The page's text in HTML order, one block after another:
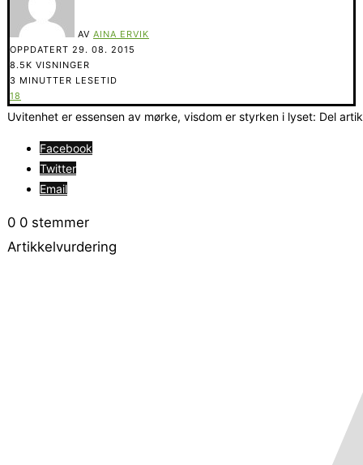
AV AINA ERVIK
OPPDATERT 29. 08. 2015
8.5K VISNINGER
3 MINUTTER LESETID
18
Uvitenhet er essensen av mørke, visdom er styrken i lyset: Del
Facebook
Twitter
Email
0 0 stemmer
Artikkelvurdering